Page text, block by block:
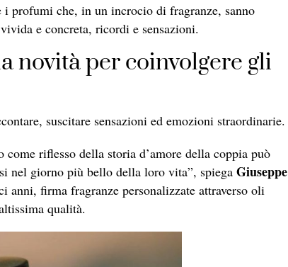
i profumi che, in un incrocio di fragranze, sanno
e concreta, ricordi e sensazioni.
novità per coinvolgere gli
suscitare sensazioni ed emozioni straordinarie.
riflesso della storia d’amore della coppia può
nel giorno più bello della loro vita”, spiega Giuseppe
anni, firma fragranze personalizzate attraverso oli
qualità.